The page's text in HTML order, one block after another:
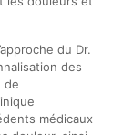
du Dr.
des
de
médicaux